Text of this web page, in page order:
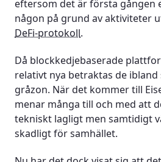
eftersom det är första gången
någon på grund av aktiviteter
DeFi-protokoll.
Då blockkedjebaserade
relativt nya betraktas de
gråzon. När det kommer till
menar många till och med att
tekniskt lagligt men samtidigt
skadligt för samhället.